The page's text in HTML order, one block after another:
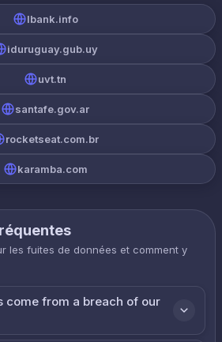
lbank.info
iduruguay.gub.uy
uvt.tn
santafe.gov.ar
rocketseat.com.br
karamba.com
les fuites de données et comment y
come from a breach of our